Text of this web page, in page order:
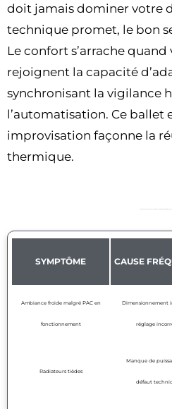
doit jamais dominer votre
technique promet, le bon
Le confort s’arrache
rejoignent la capacité
synchronisant la vigilance
l’automatisation. Ce ballet
improvisation façonne la
thermique.
SYMPTÔME CAUSE
Ambiance froide malgré PAC en
fonctionnement
Dimensionnement
réglage
Radiateurs tièdes
Manque de
défaut